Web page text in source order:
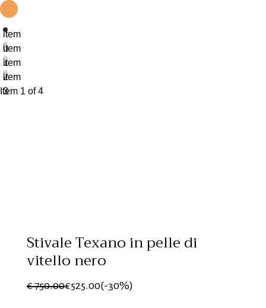
item
0
item
1
item
2
item
3
Item 1 of 4
Stivale Texano in pelle di
vitello nero
€ 750.00€525.00(-30%)